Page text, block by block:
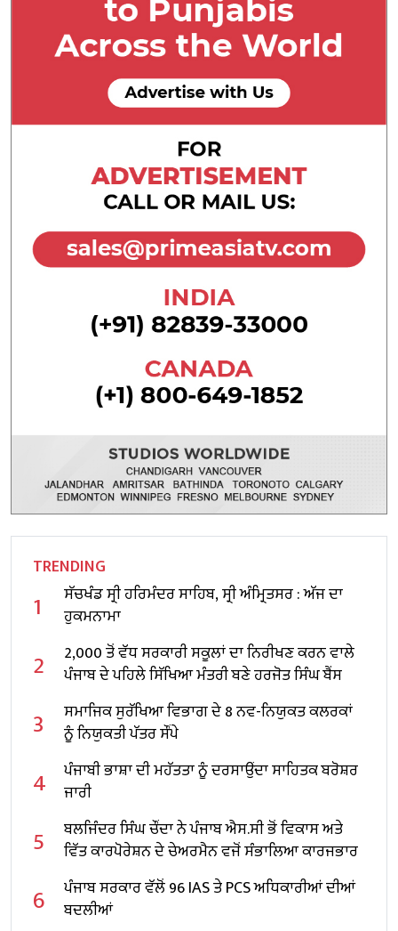
TRENDING
1
ਸੱਚਖੰਡ ਸ੍ਰੀ ਹਰਿਮੰਦਰ ਸਾਹਿਬ, ਸ੍ਰੀ ਅੰਮ੍ਰਿਤਸਰ : ਅੱਜ ਦਾ
ਹੁਕਮਨਾਮਾ
2
2,000 ਤੋਂ ਵੱਧ ਸਰਕਾਰੀ ਸਕੂਲਾਂ ਦਾ ਨਿਰੀਖਣ ਕਰਨ ਵਾਲੇ
ਪੰਜਾਬ ਦੇ ਪਹਿਲੇ ਸਿੱਖਿਆ ਮੰਤਰੀ ਬਣੇ ਹਰਜੋਤ ਸਿੰਘ ਬੈਂਸ
3
ਸਮਾਜਿਕ ਸੁਰੱਖਿਆ ਵਿਭਾਗ ਦੇ 8 ਨਵ-ਨਿਯੁਕਤ ਕਲਰਕਾਂ
ਨੂੰ ਨਿਯੁਕਤੀ ਪੱਤਰ ਸੌਂਪੇ
4
ਪੰਜਾਬੀ ਭਾਸ਼ਾ ਦੀ ਮਹੱਤਤਾ ਨੂੰ ਦਰਸਾਉਂਦਾ ਸਾਹਿਤਕ ਬਰੋਸ਼ਰ
ਜਾਰੀ
5
ਬਲਜਿੰਦਰ ਸਿੰਘ ਚੌਂਦਾ ਨੇ ਪੰਜਾਬ ਐਸ.ਸੀ ਭੋਂ ਵਿਕਾਸ ਅਤੇ
ਵਿੱਤ ਕਾਰਪੋਰੇਸ਼ਨ ਦੇ ਚੇਅਰਮੈਨ ਵਜੋਂ ਸੰਭਾਲਿਆ ਕਾਰਜਭਾਰ
6
ਪੰਜਾਬ ਸਰਕਾਰ ਵੱਲੋਂ 96 IAS ਤੇ PCS ਅਧਿਕਾਰੀਆਂ ਦੀਆਂ
ਬਦਲੀਆਂ